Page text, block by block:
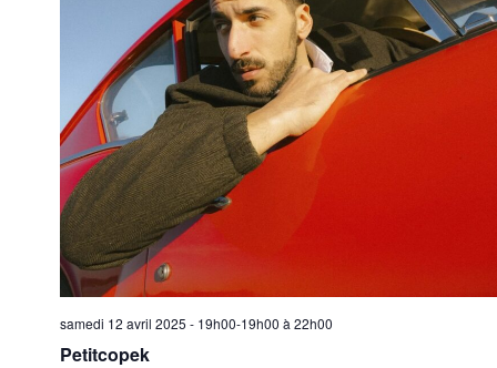
Petitcopek
samedi 12 avril 2025 - 19h00-19h00 à 22h00